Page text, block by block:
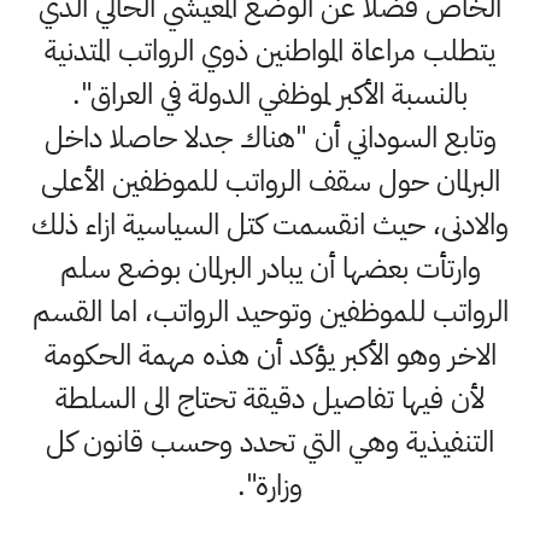
يتطلب مراعاة المواطنين ذوي الرواتب المتدنية
بالنسبة الأكبر لموظفي الدولة في العراق".
وتابع السوداني أن "هناك جدلا حاصلا داخل
البرلمان حول سقف الرواتب للموظفين الأعلى
والادنى، حيث انقسمت كتل السياسية ازاء ذلك
وارتأت بعضها أن يبادر البرلمان بوضع سلم
الرواتب للموظفين وتوحيد الرواتب، اما القسم
الاخر وهو الأكبر يؤكد أن هذه مهمة الحكومة
لأن فيها تفاصيل دقيقة تحتاج الى السلطة
التنفيذية وهي التي تحدد وحسب قانون كل
وزارة".